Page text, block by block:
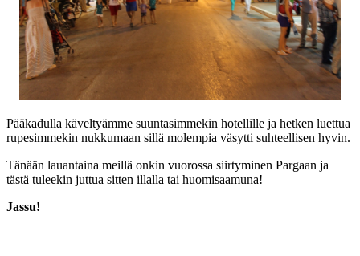
Pääkadulla käveltyämme suuntasimmekin hotellille ja hetken luettua
rupesimmekin nukkumaan sillä molempia väsytti suhteellisen hyvin.
Tänään lauantaina meillä onkin vuorossa siirtyminen Pargaan ja
tästä tuleekin juttua sitten illalla tai huomisaamuna!
Jassu!